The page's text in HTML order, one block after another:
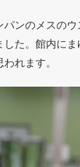
パンのメスの
した。館内に
れます。